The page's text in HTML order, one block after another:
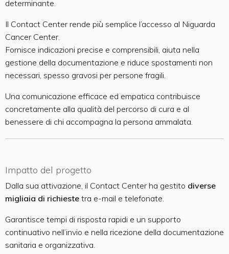
determinante.
Il Contact Center rende più semplice l’accesso al Niguarda
Cancer Center.
Fornisce indicazioni precise e comprensibili, aiuta nella
gestione della documentazione e riduce spostamenti non
necessari, spesso gravosi per persone fragili.
Una comunicazione efficace ed empatica contribuisce
concretamente alla qualità del percorso di cura e al
benessere di chi accompagna la persona ammalata.
Impatto del progetto
Dalla sua attivazione, il Contact Center ha gestito diverse
migliaia di richieste tra e-mail e telefonate.
Garantisce tempi di risposta rapidi e un supporto
continuativo nell’invio e nella ricezione della documentazione
sanitaria e organizzativa.